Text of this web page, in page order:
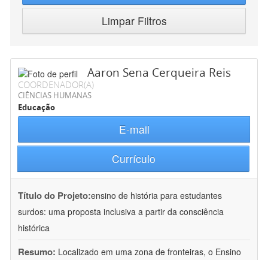
Limpar Filtros
Aaron Sena Cerqueira Reis
COORDENADOR(A)
CIÊNCIAS HUMANAS
Educação
E-mail
Currículo
Título do Projeto:ensino de história para estudantes
surdos: uma proposta inclusiva a partir da consciência
histórica
Resumo: Localizado em uma zona de fronteiras, o Ensino